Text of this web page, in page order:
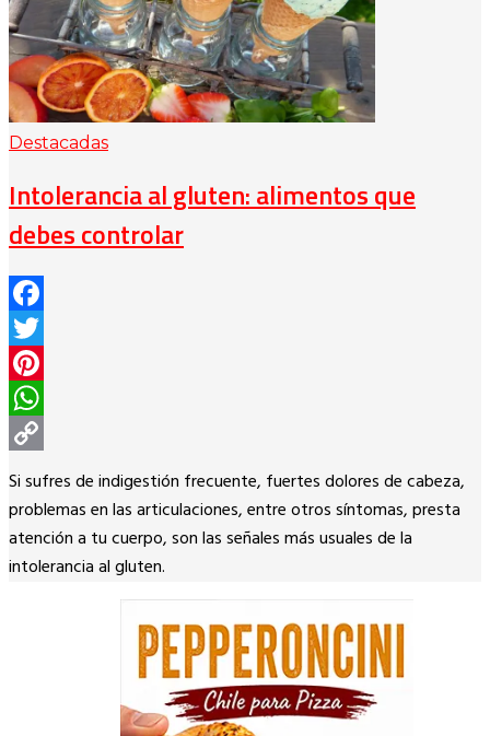
Destacadas
Intolerancia al gluten: alimentos que
debes controlar
Facebook
Twitter
Pinterest
WhatsApp
Copy
Link
Si sufres de indigestión frecuente, fuertes dolores de cabeza,
problemas en las articulaciones, entre otros síntomas, presta
atención a tu cuerpo, son las señales más usuales de la
intolerancia al gluten.